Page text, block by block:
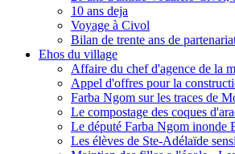
10 ans deja
Voyage à Civol
Bilan de trente ans de
Ehos du village
Affaire du chef d'agence de la
Appel d'offres pour la
Farba Ngom sur les traces de
Le compostage des coques
Le député Farba Ngom inonde
Les élèves de Ste-Adélaïde